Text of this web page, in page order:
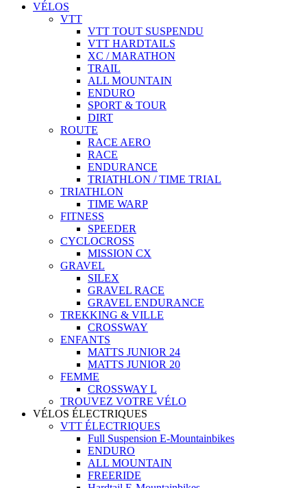
VÉLOS
VTT
VTT TOUT SUSPENDU
VTT HARDTAILS
XC / MARATHON
TRAIL
ALL MOUNTAIN
ENDURO
SPORT & TOUR
DIRT
ROUTE
RACE AERO
RACE
ENDURANCE
TRIATHLON / TIME TRIAL
TRIATHLON
TIME WARP
FITNESS
SPEEDER
CYCLOCROSS
MISSION CX
GRAVEL
SILEX
GRAVEL RACE
GRAVEL ENDURANCE
TREKKING & VILLE
CROSSWAY
ENFANTS
MATTS JUNIOR 24
MATTS JUNIOR 20
FEMME
CROSSWAY L
TROUVEZ VOTRE VÉLO
VÉLOS ÉLECTRIQUES
VTT ÉLECTRIQUES
Full Suspension E-Mountainbikes
ENDURO
ALL MOUNTAIN
FREERIDE